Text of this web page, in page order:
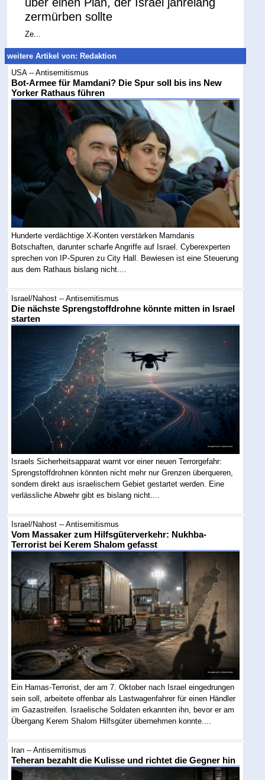
über einen Plan, der Israel jahrelang
zermürben sollte
Ze...
weitere Artikel von: Redaktion
USA -- Antisemitismus
Bot-Armee für Mamdani? Die Spur soll bis ins New
Yorker Rathaus führen
Hunderte verdächtige X-Konten verstärken Mamdanis
Botschaften, darunter scharfe Angriffe auf Israel. Cyberexperten
sprechen von IP-Spuren zu City Hall. Bewiesen ist eine Steuerung
aus dem Rathaus bislang nicht....
Israel/Nahost -- Antisemitismus
Die nächste Sprengstoffdrohne könnte mitten in Israel
starten
Israels Sicherheitsapparat warnt vor einer neuen Terrorgefahr:
Sprengstoffdrohnen könnten nicht mehr nur Grenzen überqueren,
sondern direkt aus israelischem Gebiet gestartet werden. Eine
verlässliche Abwehr gibt es bislang nicht....
Israel/Nahost -- Antisemitismus
Vom Massaker zum Hilfsgüterverkehr: Nukhba-
Terrorist bei Kerem Shalom gefasst
Ein Hamas-Terrorist, der am 7. Oktober nach Israel eingedrungen
sein soll, arbeitete offenbar als Lastwagenfahrer für einen Händler
im Gazastreifen. Israelische Soldaten erkannten ihn, bevor er am
Übergang Kerem Shalom Hilfsgüter übernehmen konnte....
Iran -- Antisemitismus
Teheran bezahlt die Kulisse und richtet die Gegner hin